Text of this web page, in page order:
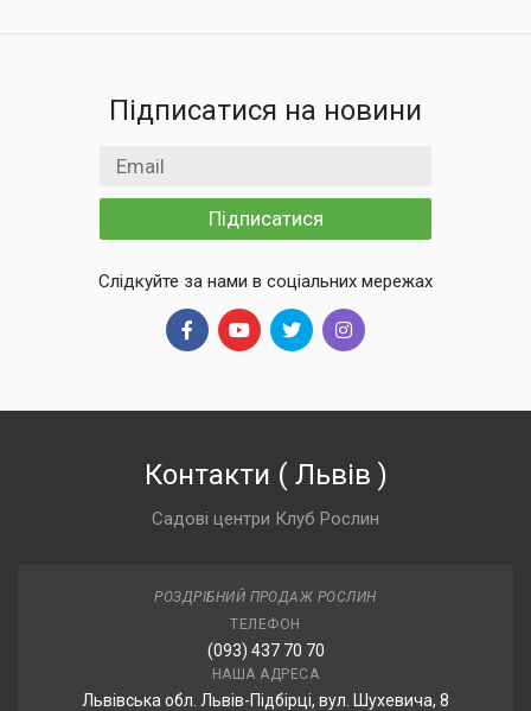
Підписатися на новини
Email
Підписатися
Слідкуйте за нами в соціальних мережах
Контакти ( Львів )
Садові центри Клуб Рослин
РОЗДРІБНИЙ ПРОДАЖ РОСЛИН
ТЕЛЕФОН
(093) 437 70 70
НАША АДРЕСА
Львівська обл. Львів-Підбірці, вул. Шухевича, 8